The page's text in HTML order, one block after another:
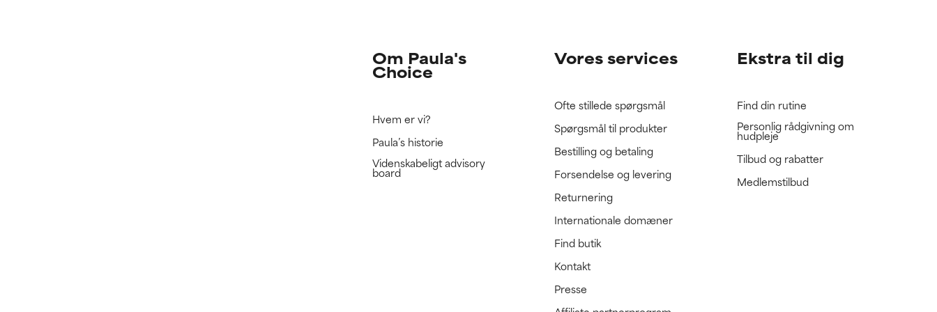
Om Paula's
Choice
Hvem er vi?
Paula’s historie
Videnskabeligt advisory
board
Vores services
Ofte stillede spørgsmål
Spørgsmål til produkter
Bestilling og betaling
Forsendelse og levering
Returnering
Internationale domæner
Find butik
Kontakt
Presse
Ekstra til dig
Find din rutine
Personlig rådgivning om
hudpleje
Tilbud og rabatter
Medlemstilbud